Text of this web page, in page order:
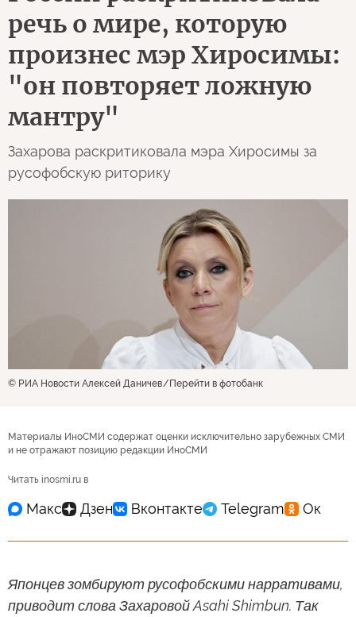
речь о мире, которую
произнес мэр Хиросимы:
"он повторяет ложную
мантру"
Захарова раскритиковала мэра Хиросимы за
русофобскую риторику
© РИА Новости Алексей Даничев Перейти в фотобанк
Материалы ИноСМИ содержат оценки исключительно зарубежных СМИ
и не отражают позицию редакции ИноСМИ
Читать inosmi.ru в
Японцев зомбируют русофобскими нарративами,
приводит слова Захаровой Asahi Shimbun. Так